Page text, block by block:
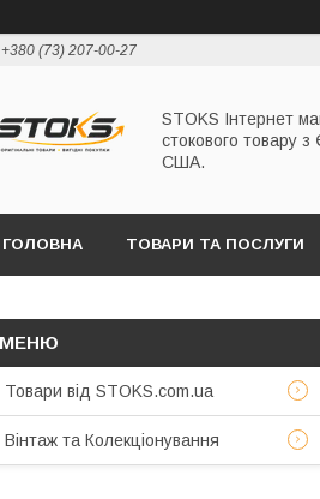
+380 (73) 207-00-27
STOKS Інтернет
стокового товару
США.
ГОЛОВНА ТОВАРИ ТА ПОСЛУГИ
Товари від STOKS.com.ua
Вінтаж та Колекціонування